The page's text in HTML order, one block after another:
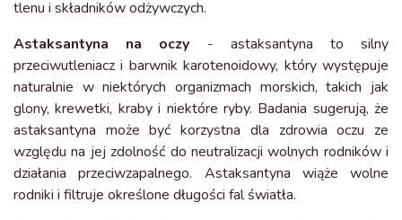
tlenu i składników odżywczych.
Astaksantyna na oczy - astaksantyna to silny
przeciwutleniacz i barwnik karotenoidowy, który występuje
naturalnie w niektórych organizmach morskich, takich jak
glony, krewetki, kraby i niektóre ryby. Badania sugerują, że
astaksantyna może być korzystna dla zdrowia oczu ze
względu na jej zdolność do neutralizacji wolnych rodników i
działania przeciwzapalnego. Astaksantyna wiąże wolne
rodniki i filtruje określone długości fal światła.